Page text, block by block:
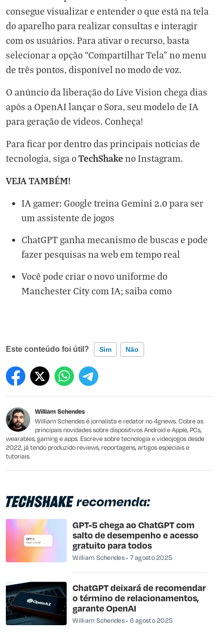
consegue visualizar e entender o que está na tela
do aparelho para realizar consultas e interagir
com os usuários. Para ativar o recurso, basta
selecionar a opção “Compartilhar Tela” no menu
de três pontos, disponível no modo de voz.
O anúncio da liberação do Live Vision chega dias
após a OpenAI lançar o Sora, seu modelo de IA
para geração de vídeos. Conheça!
Para ficar por dentro das principais notícias de
tecnologia, siga oTechShake no Instagram.
VEJA TAMBÉM!
IA gamer: Google treina Gemini 2.0 para ser
um assistente de jogos
ChatGPT ganha mecanismo de buscas e pode
fazer pesquisas na web em tempo real
Você pode criar o novo uniforme do
Manchester City com IA; saiba como
Este conteúdo foi útil? Sim Não
Este conteúdo contém informação incorreta
Outro
William Schendes
William Schendes é jornalista e redator no 4gnews. Cobre as
principais novidades sobre dispositivos Android e Apple, PCs,
wearables, gaming e apps. Escreve sobre tecnologia e videojogos desde
2022, já tendo produzido reviews, reportagens, artigos especiais e
tutoriais.
recomenda:
GPT-5 chega ao ChatGPT com
salto de desempenho e acesso
gratuito para todos
William Schendes 7 agosto 2025
ChatGPT deixará de recomendar
o término de relacionamentos,
garante OpenAI
William Schendes 6 agosto 2025